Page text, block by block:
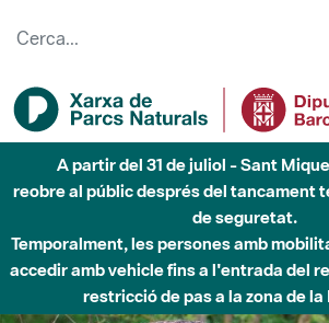
A partir del 31 de juliol - Sant
reobre al públic després del tancament
de seguretat.
Temporalment, les persones amb
accedir amb vehicle fins a l'entrada del
restricció de pas a la zona de